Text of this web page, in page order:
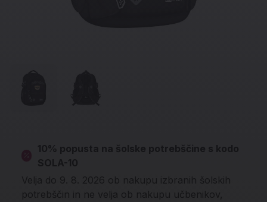
10% popusta na šolske potrebščine s kodo
SOLA-10
Velja do 9. 8. 2026 ob nakupu izbranih šolskih
potrebščin in ne velja ob nakupu učbenikov,